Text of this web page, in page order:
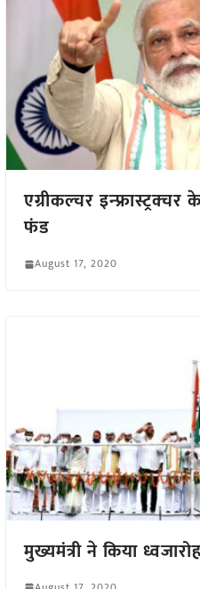
एग्रीकल्चर
फंड
August 17, 2020
मुख्यमंत्री ने किया